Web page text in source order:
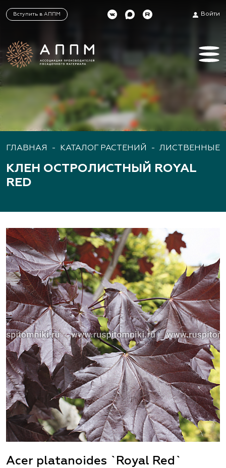
Вступить в АППМ Войти
ГЛАВНАЯ - КАТАЛОГ РАСТЕНИЙ - ЛИСТВЕННЫЕ
КЛЕН ОСТРОЛИСТНЫЙ ROYAL
RED
Acer platanoides `Royal Red`